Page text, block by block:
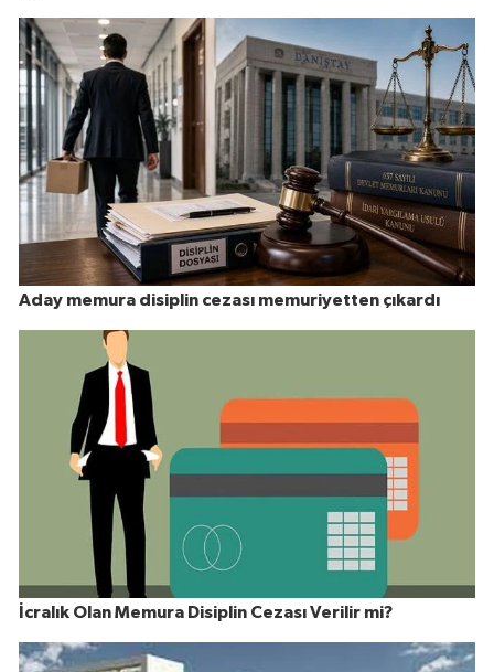
Aday memura disiplin cezası memuriyetten çıkardı
İcralık Olan Memura Disiplin Cezası Verilir mi?